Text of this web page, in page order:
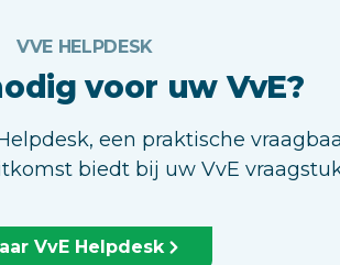
VVE HELPDESK
voor uw VvE?
een praktische
biedt bij uw VvE
VvE Helpdesk